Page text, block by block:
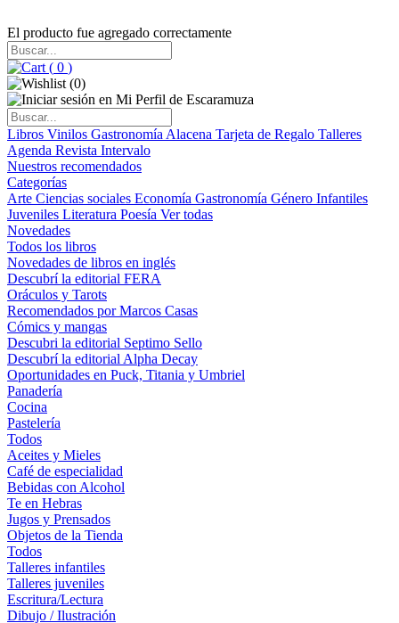
El producto fue agregado correctamente
( 0 )
(0)
Libros Vinilos Gastronomía Alacena Tarjeta de Regalo Talleres
Agenda Revista Intervalo
Nuestros recomendados
Categorías
Arte Ciencias sociales Economía Gastronomía Género Infantiles
Juveniles Literatura Poesía Ver todas
Novedades
Todos los libros
Novedades de libros en inglés
Descubrí la editorial FERA
Oráculos y Tarots
Recomendados por Marcos Casas
Cómics y mangas
Descubri la editorial Septimo Sello
Descubrí la editorial Alpha Decay
Oportunidades en Puck, Titania y Umbriel
Panadería
Cocina
Pastelería
Todos
Aceites y Mieles
Café de especialidad
Bebidas con Alcohol
Te en Hebras
Jugos y Prensados
Objetos de la Tienda
Todos
Talleres infantiles
Talleres juveniles
Escritura/Lectura
Dibujo / Ilustración